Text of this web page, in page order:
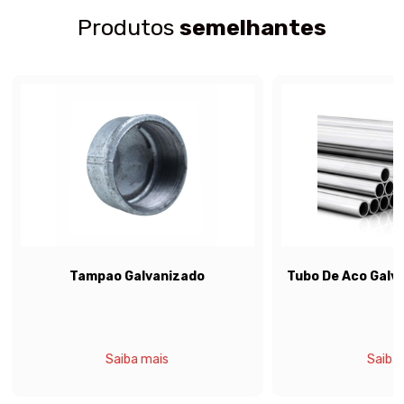
Produtos semelhantes
Galvanizado Tubo De Aco Galvanizado